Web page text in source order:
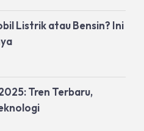
Listrik atau Bensin? Ini
Tren Terbaru,